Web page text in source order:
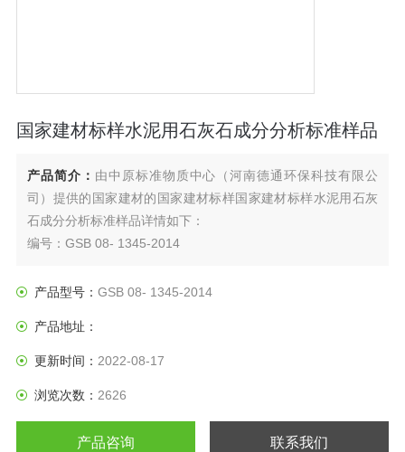
国家建材标样水泥用石灰石成分分析标准样品
产品简介： 由中原标准物质中心（河南德通环保科技有限公
司）提供的国家建材的国家建材标样国家建材标样水泥用石灰
石成分分析标准样品详情如下：
编号：GSB 08- 1345-2014
规格：20g
产品型号： GSB 08- 1345-2014
产品地址：
更新时间： 2022-08-17
浏览次数： 2626
产品咨询 联系我们